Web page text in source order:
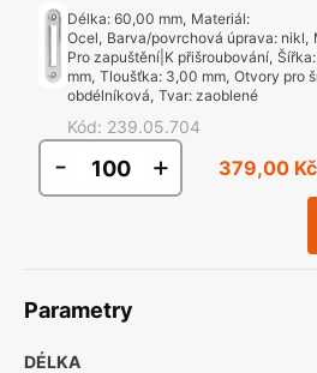
Délka: 60,00 mm, Materiál:
Ocel, Barva/povrchová úprava: nikl,
Pro zapuštění|K přišroubování, Šířka:
mm, Tloušťka: 3,00 mm, Otvory pro
obdélníková, Tvar: zaoblené
Kód: 239.05.704
- + 379,00 Kč
Parametry
DÉLKA